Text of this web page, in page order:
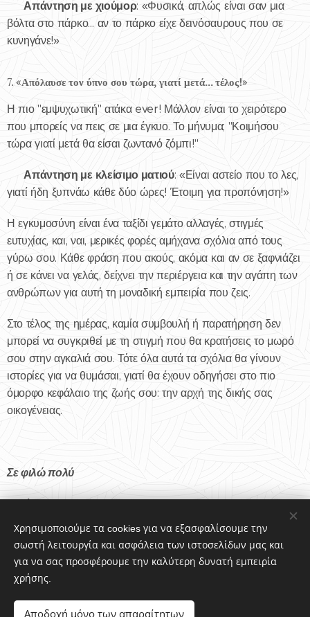
✅Απάντηση με χιούμορ: «Φυσικά, απλώς είναι σαν μια
βόλτα στο πάρκο… αν το πάρκο είχε δεινόσαυρους που σε
κυνηγάνε!»
7. «Απόλαυσε τον ύπνο σου τώρα, γιατί μετά... τέλος!»
Η πιο "εμψυχωτική" ατάκα ever! Μάλλον είναι το χειρότερο
που μπορείς να πεις σε μια έγκυο. Το μήνυμα; "Κοιμήσου
τώρα γιατί μετά θα είσαι ζωντανό ζόμπι!"
✅Απάντηση με κλείσιμο ματιού: «Είναι αστείο που το λες,
γιατί ήδη ξυπνάω κάθε δύο ώρες! Έτοιμη για προπόνηση!»
Η εγκυμοσύνη είναι ένα ταξίδι γεμάτο αλλαγές, στιγμές
ευτυχίας, και, ναι, μερικές φορές αμήχανα σχόλια από τους
γύρω σου. Κάθε φράση που ακούς, ακόμα και αν σε ξαφνιάζει
ή σε κάνει να γελάς, δείχνει την περιέργεια και την αγάπη των
ανθρώπων για αυτή τη μοναδική εμπειρία που ζεις.
Στο τέλος της ημέρας, καμία συμβουλή ή παρατήρηση δεν
μπορεί να συγκριθεί με τη στιγμή που θα κρατήσεις το μωρό
σου στην αγκαλιά σου. Τότε όλα αυτά τα σχόλια θα γίνουν
ιστορίες για να θυμάσαι, γιατί θα έχουν οδηγήσει στο πιο
όμορφο κεφάλαιο της ζωής σου: την αρχή της δικής σας
οικογένειας. ❤️
Σε φιλώ πολύ
Ειρήνη
Share
Χρησιμοποιούμε τα cookies για να εξασφαλίσουμε την
σωστή λειτουργία και ασφάλεια των ιστοσελίδων μας και
για να σας προσφέρουμε την καλύτερη δυνατή εμπειρία
χρήσης.
Αποδοχή μόνο των απαραίτητων